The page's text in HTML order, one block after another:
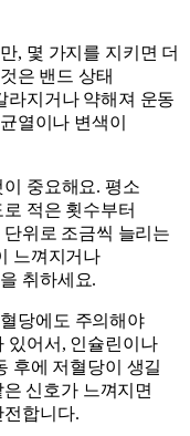
, 몇 가지를 지키면 더
은 밴드 상태
라지거나 약해져 운동
열이나 변색이
중요해요. 평소
적은 횟수부터
위로 조금씩 늘리는
느껴지거나
취하세요.
당에도 주의해야
있어서, 인슐린이나
후에 저혈당이 생길
신호가 느껴지면
전합니다.